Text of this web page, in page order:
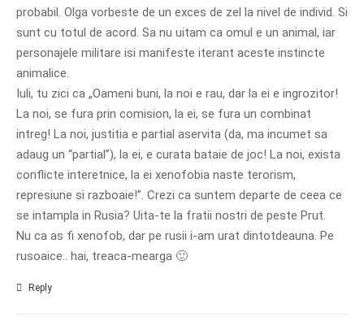
probabil. Olga vorbeste de un exces de zel la nivel de individ. Si
sunt cu totul de acord. Sa nu uitam ca omul e un animal, iar
personajele militare isi manifeste iterant aceste instincte
animalice.
Iuli, tu zici ca „Oameni buni, la noi e rau, dar la ei e ingrozitor!
La noi, se fura prin comision, la ei, se fura un combinat
intreg! La noi, justitia e partial aservita (da, ma incumet sa
adaug un “partial”), la ei, e curata bataie de joc! La noi, exista
conflicte interetnice, la ei xenofobia naste terorism,
represiune si razboaie!”. Crezi ca suntem departe de ceea ce
se intampla in Rusia? Uita-te la fratii nostri de peste Prut.
Nu ca as fi xenofob, dar pe rusii i-am urat dintotdeauna. Pe
rusoaice.. hai, treaca-mearga 🙂
Reply